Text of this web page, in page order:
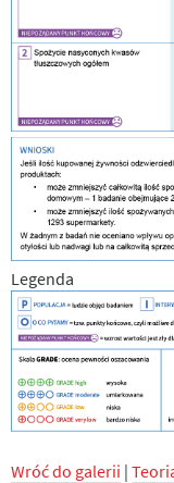
Legenda
Wróć do galerii |